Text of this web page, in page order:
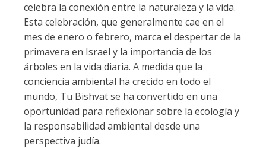
celebra la conexión entre la naturaleza y la vida.
Esta celebración, que generalmente cae en el
mes de enero o febrero, marca el despertar de la
primavera en Israel y la importancia de los
árboles en la vida diaria. A medida que la
conciencia ambiental ha crecido en todo el
mundo, Tu Bishvat se ha convertido en una
oportunidad para reflexionar sobre la ecología y
la responsabilidad ambiental desde una
perspectiva judía.